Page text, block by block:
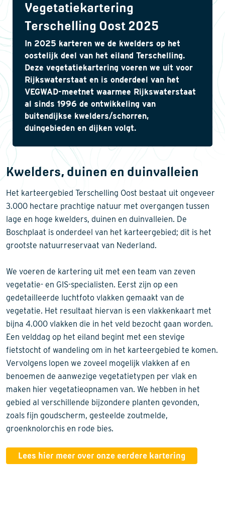
Vegetatiekartering
Terschelling Oost 2025
In 2025 karteren we de kwelders op het
oostelijk deel van het eiland Terschelling.
Deze vegetatiekartering voeren we uit voor
Rijkswaterstaat en is onderdeel van het
VEGWAD-meetnet waarmee Rijkswaterstaat
al sinds 1996 de ontwikkeling van
buitendijkse kwelders/schorren,
duingebieden en dijken volgt.
Kwelders, duinen en duinvalleien
Het karteergebied Terschelling Oost bestaat uit ongeveer
3.000 hectare prachtige natuur met overgangen tussen
lage en hoge kwelders, duinen en duinvalleien. De
Boschplaat is onderdeel van het karteergebied; dit is het
grootste natuurreservaat van Nederland.
We voeren de kartering uit met een team van zeven
vegetatie- en GIS-specialisten. Eerst zijn op een
gedetailleerde luchtfoto vlakken gemaakt van de
vegetatie. Het resultaat hiervan is een vlakkenkaart met
bijna 4.000 vlakken die in het veld bezocht gaan worden.
Een velddag op het eiland begint met een stevige
fietstocht of wandeling om in het karteergebied te komen.
Vervolgens lopen we zoveel mogelijk vlakken af en
benoemen de aanwezige vegetatietypen per vlak en
maken hier vegetatieopnamen van. We hebben in het
gebied al verschillende bijzondere planten gevonden,
zoals fijn goudscherm, gesteelde zoutmelde,
groenknolorchis en rode bies.
Lees hier meer over onze eerdere kartering